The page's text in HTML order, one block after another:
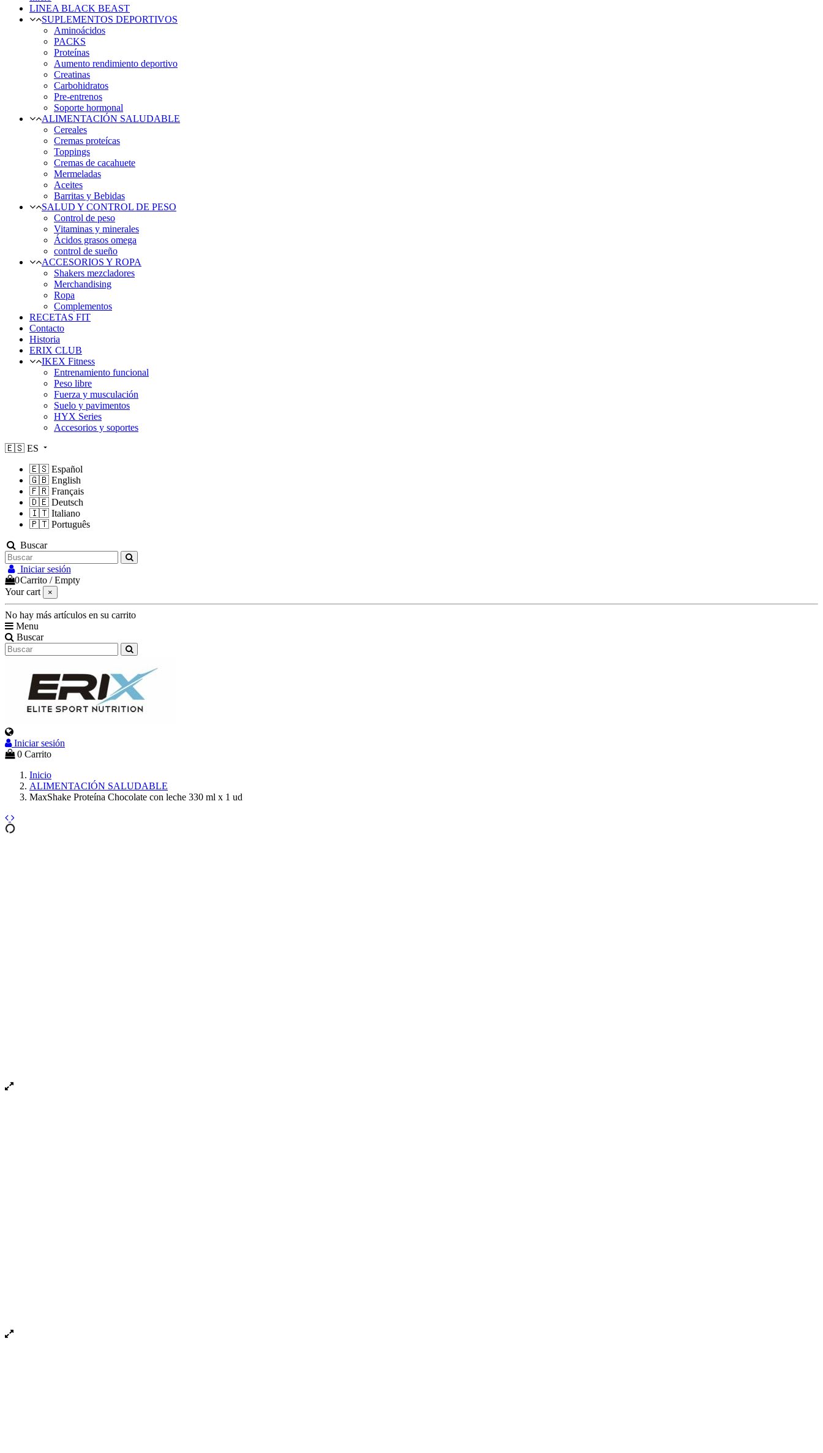
LINEA BLACK BEAST
SUPLEMENTOS DEPORTIVOS
Aminoácidos
PACKS
Proteínas
Aumento rendimiento deportivo
Creatinas
Carbohidratos
Pre-entrenos
Soporte hormonal
ALIMENTACIÓN SALUDABLE
Cereales
Cremas proteícas
Toppings
Cremas de cacahuete
Mermeladas
Aceites
Barritas y Bebidas
SALUD Y CONTROL DE PESO
Control de peso
Vitaminas y minerales
Ácidos grasos omega
control de sueño
ACCESORIOS Y ROPA
Shakers mezcladores
Merchandising
Ropa
Complementos
RECETAS FIT
Contacto
Historia
ERIX CLUB
IKEX Fitness
Entrenamiento funcional
Peso libre
Fuerza y musculación
Suelo y pavimentos
HYX Series
Accesorios y soportes
🇪🇸 ES
🇪🇸 Español
🇬🇧 English
🇫🇷 Français
🇩🇪 Deutsch
🇮🇹 Italiano
🇵🇹 Português
Buscar
Iniciar sesión
0Carrito /Empty
Your cart
×
No hay más artículos en su carrito
Menu
Buscar
Iniciar sesión
0 Carrito
Inicio
ALIMENTACIÓN SALUDABLE
MaxShake Proteína Chocolate con leche 330 ml x 1 ud